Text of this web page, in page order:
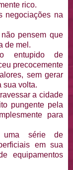
rico.
negociações na
pensem que
de mel.
entupido de
precocemente
sem gerar
sua volta.
a cidade
pungente pela
para
uma série de
em sua
equipamentos